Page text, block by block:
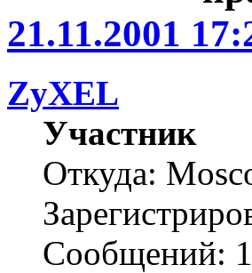
21.11.2001
ZyXEL
Участник
Откуда:
Сообщений: